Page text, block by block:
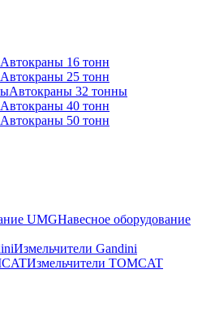
Автокраны 16 тонн
Автокраны 25 тонн
Автокраны 32 тонны
Автокраны 40 тонн
Автокраны 50 тонн
Навесное оборудование
Измельчители Gandini
Измельчители TOMCAT